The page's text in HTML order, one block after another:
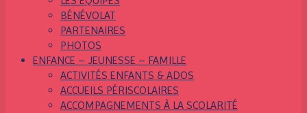
BÉNÉVOLAT
PARTENAIRES
PHOTOS
ENFANCE – JEUNESSE – FAMILLE
ACTIVITÉS ENFANTS & ADOS
ACCUEILS PÉRISCOLAIRES
ACCOMPAGNEMENTS À LA SCOLARITÉ